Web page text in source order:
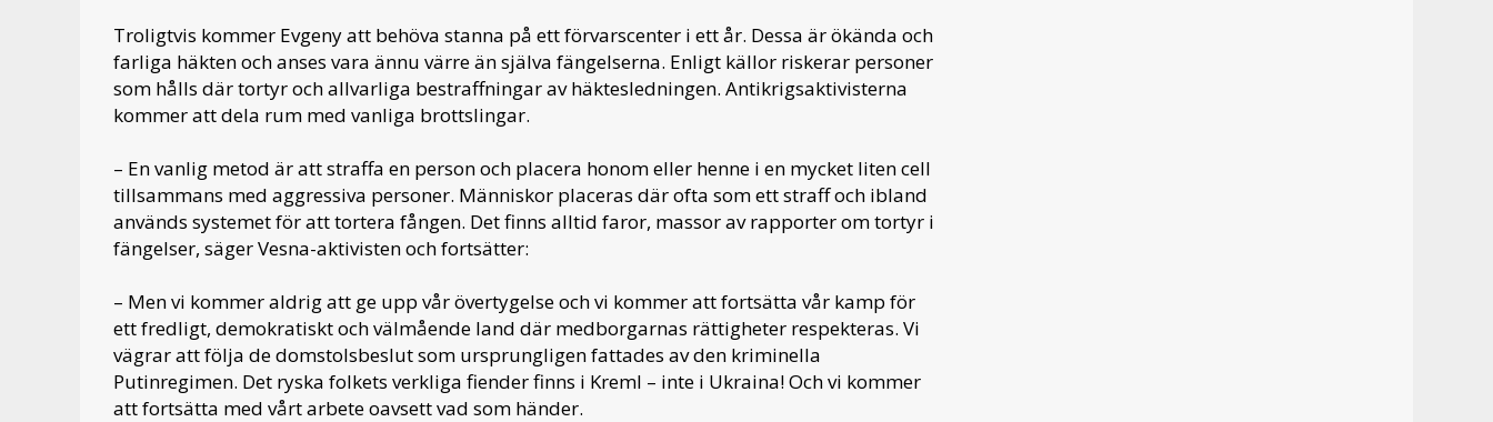
Troligtvis kommer Evgeny att behöva stanna på ett förvarscenter i ett år. Dessa är ökända och
farliga häkten och anses vara ännu värre än själva fängelserna. Enligt källor riskerar personer
som hålls där tortyr och allvarliga bestraffningar av häktesledningen. Antikrigsaktivisterna
kommer att dela rum med vanliga brottslingar.
– En vanlig metod är att straffa en person och placera honom eller henne i en mycket liten cell
tillsammans med aggressiva personer. Människor placeras där ofta som ett straff och ibland
används systemet för att tortera fången. Det finns alltid faror, massor av rapporter om tortyr i
fängelser, säger Vesna-aktivisten och fortsätter:
– Men vi kommer aldrig att ge upp vår övertygelse och vi kommer att fortsätta vår kamp för
ett fredligt, demokratiskt och välmående land där medborgarnas rättigheter respekteras. Vi
vägrar att följa de domstolsbeslut som ursprungligen fattades av den kriminella
Putinregimen. Det ryska folkets verkliga fiender finns i Kreml – inte i Ukraina! Och vi kommer
att fortsätta med vårt arbete oavsett vad som händer.